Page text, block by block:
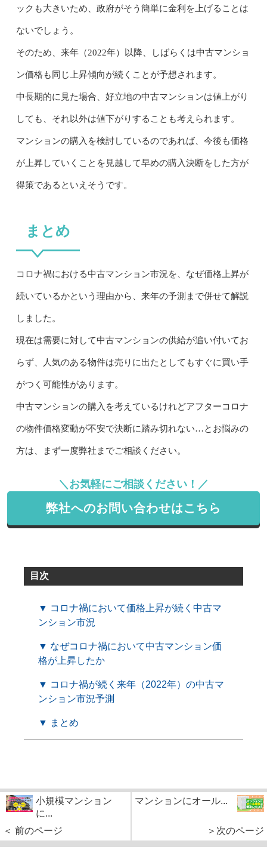
ックも大きいため、政府がそう簡単に金利を上げることは
ないでしょう。
そのため、来年（2022年）以降、しばらくは中古マンショ
ン価格も同じ上昇傾向が続くことが予想されます。
中長期的に見た場合、好立地の中古マンションは値上がり
しても、それ以外は値下がりすることも考えられます。
マンションの購入を検討しているのであれば、今後も価格
が上昇していくことを見越して早めの購入決断をした方が
得策であるといえそうです。
まとめ
コロナ禍における中古マンション市況を、なぜ価格上昇が
続いているかという理由から、来年の予測まで併せて解説
しました。
現在は需要に対して中古マンションの供給が追い付いてお
らず、人気のある物件は売りに出たとしてもすぐに買い手
がつく可能性があります。
中古マンションの購入を考えているけれどアフターコロナ
の物件価格変動が不安で決断に踏み切れない…とお悩みの
方は、まず一度弊社までご相談ください。
＼お気軽にご相談ください！／
弊社へのお問い合わせはこちら
目次
▼ コロナ禍において価格上昇が続く中古マ
ンション市況
▼ なぜコロナ禍において中古マンション価
格が上昇したか
▼ コロナ禍が続く来年（2022年）の中古マ
ンション市況予測
▼ まとめ
小規模マンション
に...
＜ 前のページ
マンションにオール...
＞次のページ